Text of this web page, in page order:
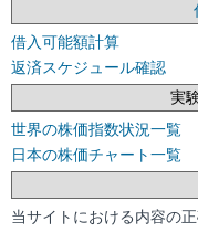
借入可能額計算
返済スケジュール確認
実
世界の株価指数状況一覧
日本の株価チャート一覧
当サイトにおける内容の